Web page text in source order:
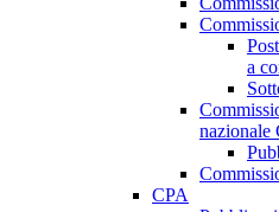
a
nazionale
CPA